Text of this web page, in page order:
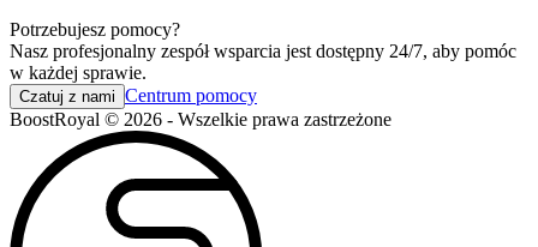
Potrzebujesz pomocy?
Nasz profesjonalny zespół wsparcia jest dostępny 24/7, aby pomóc
w każdej sprawie.
Czatuj z nami Centrum pomocy
BoostRoyal © 2026 - Wszelkie prawa zastrzeżone